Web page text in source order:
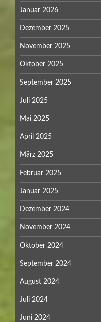
Januar 2026
Dezember 2025
November 2025
Oktober 2025
September 2025
Juli 2025
Mai 2025
April 2025
März 2025
Februar 2025
Januar 2025
Dezember 2024
November 2024
Oktober 2024
September 2024
August 2024
Juli 2024
Juni 2024